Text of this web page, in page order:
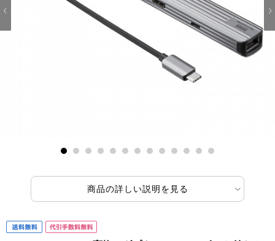
10 11 12
商品の詳しい説明を見る